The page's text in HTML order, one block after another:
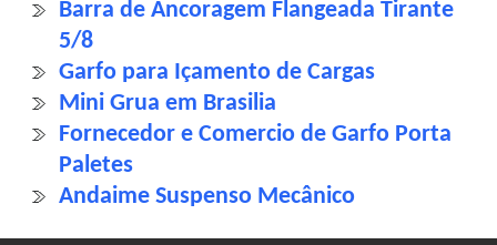
Barra de Ancoragem Flangeada Tirante
5/8
Garfo para Içamento de Cargas
Mini Grua em Brasilia
Fornecedor e Comercio de Garfo Porta
Paletes
Andaime Suspenso Mecânico